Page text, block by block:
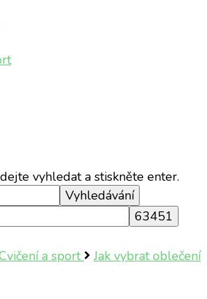
zdraví
vyhledat a stiskněte enter.
a sport
Jak vybrat oblečení